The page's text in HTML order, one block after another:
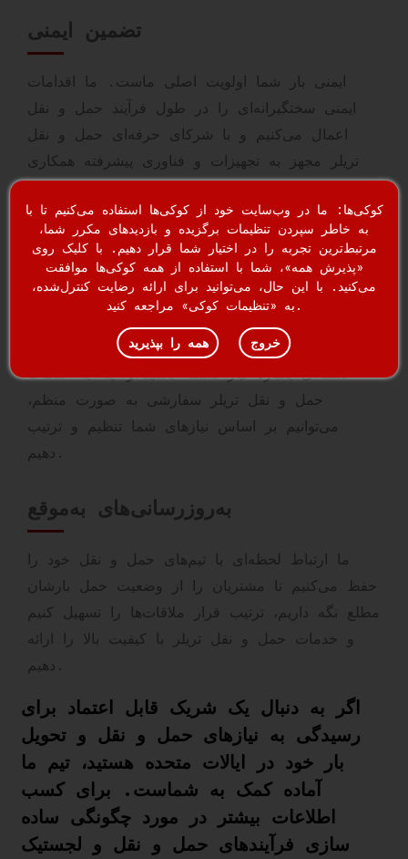
تضمین ایمنی
ایمنی بار شما اولویت اصلی ماست. ما اقدامات
ایمنی سختگیرانه‌ای را در طول فرآیند حمل و نقل
اعمال می‌کنیم و با شرکای حرفه‌ای حمل و نقل
تریلر مجهز به تجهیزات و فناوری پیشرفته همکاری
می‌کنیم تا تحویل ایمن را تضمین کنیم.
راهکارهای لجستیکی انعطاف‌پذیر
ما می‌دانیم که نیازهای هر مشتری منحصر به فرد
است، به همین دلیل است که ما راه‌حل‌های لجستیکی
انعطاف‌پذیری ارائه می‌دهیم. چه به محموله‌های
حمل و نقل تریلر سفارشی به صورت منظم،
می‌توانیم بر اساس نیازهای شما تنظیم و ترتیب
دهیم.
به‌روزرسانی‌های به‌موقع
ما ارتباط لحظه‌ای با تیم‌های حمل و نقل خود را
حفظ می‌کنیم تا مشتریان را از وضعیت حمل بارشان
مطلع نگه داریم، ترتیب قرار ملاقات‌ها را تسهیل کنیم
و خدمات حمل و نقل تریلر با کیفیت بالا را ارائه
دهیم.
اگر به دنبال یک شریک قابل اعتماد برای
رسیدگی به نیازهای حمل و نقل و تحویل
بار خود در ایالات متحده هستید، تیم ما
آماده کمک به شماست. برای کسب
اطلاعات بیشتر در مورد چگونگی ساده
سازی فرآیندهای حمل و نقل و لجستیک
کوکی‌ها: ما در وب‌سایت خود از کوکی‌ها استفاده می‌کنیم تا با
به خاطر سپردن تنظیمات برگزیده و بازدیدهای مکرر شما،
مرتبط‌ترین تجربه را در اختیار شما قرار دهیم. با کلیک روی
«پذیرش همه»، شما با استفاده از همه کوکی‌ها موافقت
می‌کنید. با این حال، می‌توانید برای ارائه رضایت کنترل‌شده،
به «تنظیمات کوکی» مراجعه کنید.
همه را بپذیرید خروج